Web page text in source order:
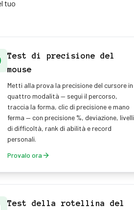
tuo
Test di precisione del
mouse
Metti alla prova la precisione del cursore in
quattro modalità — segui il percorso,
traccia la forma, clic di precisione e mano
ferma — con precisione %, deviazione, livelli
di difficoltà, rank di abilità e record
personali.
Provalo ora
Test della rotellina del